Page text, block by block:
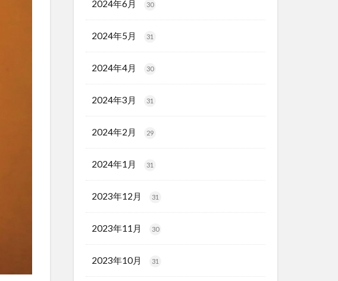
2024年6月 30
2024年5月 31
2024年4月 30
2024年3月 31
2024年2月 29
2024年1月 31
2023年12月 31
2023年11月 30
2023年10月 31